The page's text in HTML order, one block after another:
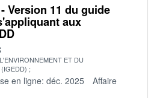
Version 11 du guide
aux
ET DU
en ligne: déc. 2025
Affaire